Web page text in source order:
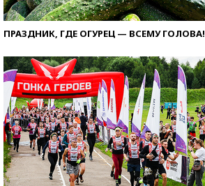
ПРАЗДНИК, ГДЕ ОГУРЕЦ — ВСЕМУ ГОЛОВА!